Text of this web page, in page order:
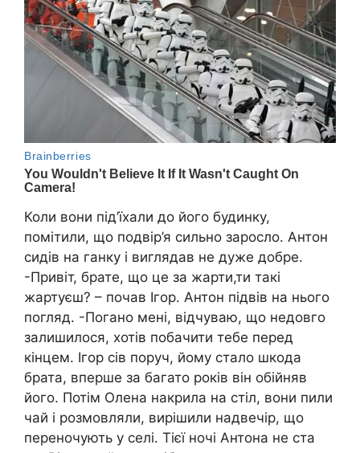
Коли вони під’їхали до його будинку,
помітили, що подвір’я сильно заросло. Антон
сидів на ганку і виглядав не дуже добре.
-Привіт, брате, що це за жарти,ти такі
жартуєш? – почав Ігор. Антон підвів на нього
погляд. -Погано мені, відчуваю, що недовго
залишилося, хотів побачити тебе перед
кінцем. Ігор сів поруч, йому стало шкода
брата, вперше за багато років він обійняв
його. Потім Олена накрила на стіл, вони пили
чай і розмовляли, вирішили надвечір, що
переночують у селі. Тієї ночі Антона не ста